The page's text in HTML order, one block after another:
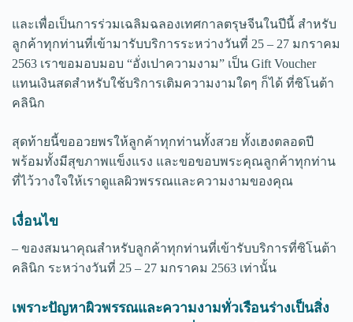
และเพื่อเป็นการร่วมเฉลิมฉลองเทศกาลตรุษจีนในปีนี้ สำหรับ
ลูกค้าทุกท่านที่เข้ามารับบริการระหว่างวันที่ 25 – 27 มกราคม
2563 เราขอมอบมอบ “อั่งเปาความงาม” เป็น Gift Voucher
แทนเงินสดสำหรับใช้บริการเติมความงามใดๆ ก็ได้ ที่ซิโนต้า
คลินิก
สุดท้ายนี้ขออวยพรให้ลูกค้าทุกท่านทั้งสวย ทั้งเฮงตลอดปี
พร้อมทั้งมีสุขภาพแข็งแรง และขอขอบพระคุณลูกค้าทุกท่าน
ที่ไว้วางใจให้เราดูแลผิวพรรณและความงามของคุณ
เงื่อนไข
– ของสมนาคุณสำหรับลูกค้าทุกท่านที่เข้ารับบริการที่ซิโนต้า
คลินิก ระหว่างวันที่ 25 – 27 มกราคม 2563 เท่านั้น
เพราะปัญหาผิวพรรณและความงามทั่วเรือนร่างเป็นสิ่ง